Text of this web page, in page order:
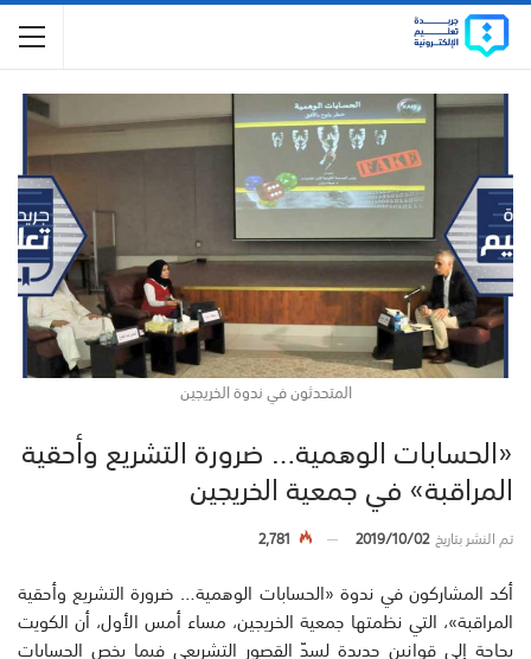
المتحدثون في ندوة الخريجين
«الحسابات الوهمية… ضرورة التشريع وأحقية
المراقبة» في جمعية الخريجين
تم النشر بتاريخ2019/10/02
2,781
أكد المشاركون في ندوة «الحسابات الوهمية… ضرورة التشريع وأحقية
المراقبة»، التي نظمتها جمعية الخريجين، مساء أمس الأول، أن الكويت
بحاجة إلى قوانين جديدة لسدّ القصور التشريعي فيما يخص الحسابات